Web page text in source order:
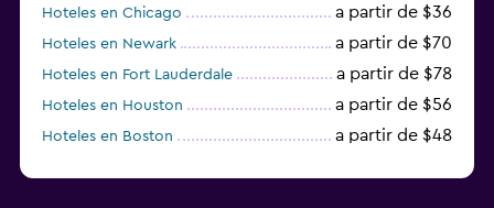
Hoteles en Chicago a partir de $36
Hoteles en Newark a partir de $70
Hoteles en Fort Lauderdale a partir de $78
Hoteles en Houston a partir de $56
Hoteles en Boston a partir de $48